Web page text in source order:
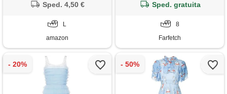
casual, sfocato, corto, abiti
Sped. 4,50 €
L
amazon
Sped. gratuita
8
Farfetch